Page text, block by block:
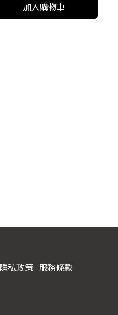
加入購物車
隱私政策 服務條款